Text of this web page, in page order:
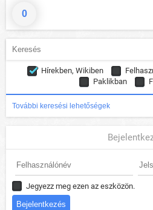
0
Hírekben, Wikiben
Paklikban
További keresési lehetőségek
Jegyezz meg ezen az eszközön.